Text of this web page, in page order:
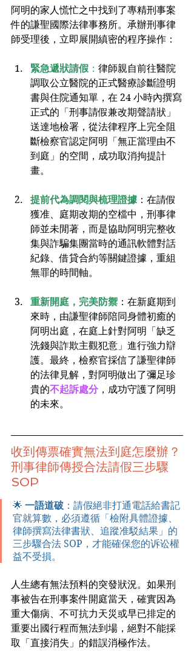
阿明的家人慌忙之中找到了專精刑事案
件的謙聖國際法律事務所。承辦刑事律
師受理後，立即展開縝密的程序操作：
緊急遞狀請假 ： 律師親自前往醫院
調取公立醫院的正式醫療診斷證明
書與住院通知單，在 24 小時內撰寫
正式的「刑事請假兼改期聲請狀」
送達地檢署，從法律程序上完全阻
斷檢察官認定阿明「無正當理由不
到庭」的空間，成功取消拘提計
畫。
提前代為調閱與梳理證據 ：在請假
獲准、庭期改期的空檔中，刑事律
師並未閒著，而是協助阿明完整收
集與詐騙集團當時的通訊軟體對話
紀錄、借貸合約等關鍵證據，重組
無罪的時間軸。
重新開庭，完美防禦 ：在新庭期到
來時，由謙聖律師陪同身體初癒的
阿明出庭，在庭上針對阿明「缺乏
洗錢與詐欺主觀犯意」進行強力辯
護。最終，檢察官採信了謙聖律師
的法律見解，對阿明做出了彌足珍
貴的不起訴處分 ，成功守護了阿明
的未來。
收到傳票確實無法到庭怎麼辦？
刑事律師傳授合法請假三步驟
SOP
🌟 一語道破 ：請假絕非打通電話給書記
官就算數，必須遵循「檢附具體證據、
律師撰寫法律書狀、追蹤准駁結果」的
三步驟合法 SOP，才能確保您的诉讼權
益不受損。
人生總有無法預料的突發狀況。如果刑
事被告在刑事案件開庭當天，確實因為
重大傷病、不可抗力天災或早已排定的
重要出國行程而無法到場，絕對不能採
取「直接消失」的錯誤消極作法。